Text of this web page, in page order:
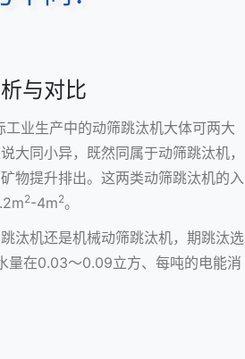
与对比
工业生产中的动筛跳汰机大体可两大
大同小异，既然同属于动筛跳汰机，
物提升排出。这两类动筛跳汰机的入
2-4m2。
汰机还是机械动筛跳汰机，期跳汰选
量在0.03～0.09立方、每吨的电能消